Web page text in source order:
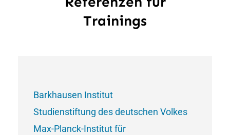
Trainings
Barkhausen Institut
Studienstiftung des deutschen Volkes
Max-Planck-Institut für